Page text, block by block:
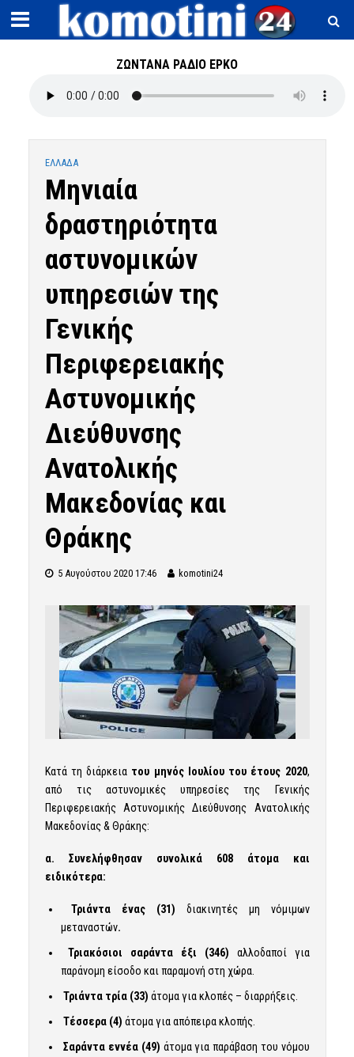
ΖΩΝΤΑΝΑ ΡΑΔΙΟ ΕΡΚΟ
ΕΛΛΑΔΑ
Μηνιαία
δραστηριότητα
αστυνομικών
υπηρεσιών της
Γενικής
Περιφερειακής
Αστυνομικής
Διεύθυνσης
Ανατολικής
Μακεδονίας και
Θράκης
5 Αυγούστου 2020 17:46 komotini24
Κατά τη διάρκεια του μηνός Ιουλίου του έτους 2020,
από τις αστυνομικές υπηρεσίες της Γενικής
Περιφερειακής Αστυνομικής Διεύθυνσης Ανατολικής
Μακεδονίας & Θράκης:
α. Συνελήφθησαν συνολικά 608 άτομα και
ειδικότερα:
Τριάντα ένας (31) διακινητές μη νόμιμων
μεταναστών.
Τριακόσιοι σαράντα έξι (346) αλλοδαποί για
παράνομη είσοδο και παραμονή στη χώρα.
Τριάντα τρία (33) άτομα για κλοπές – διαρρήξεις.
Τέσσερα (4) άτομα για απόπειρα κλοπής.
Σαράντα εννέα (49) άτομα για παράβαση του νόμου